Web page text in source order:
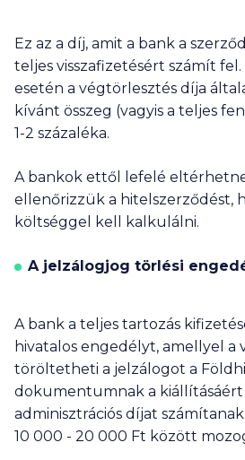
Ez az a díj, amit a bank a
teljes visszafizetésért számít fel.
esetén a végtörlesztés díja
kívánt összeg (vagyis a teljes
1-2 százaléka.
A bankok ettől lefelé
ellenőrizzük a hitelszerződést,
költséggel kell kalkulálni.
A jelzálogjog törlési
A bank a teljes tartozás
hivatalos engedélyt, amellyel a
töröltetheti a jelzálogot a
dokumentumnak a kiállításáért
adminisztrációs díjat
10 000 - 20 000 Ft között